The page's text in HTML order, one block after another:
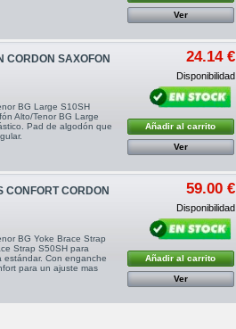
Ver
CORDON SAXOFON
BG Large S10SH
Alto/Tenor BG Large
Pad de algodón que
24.14 €
Disponibilidad
Añadir al carrito
Ver
CONFORT CORDON
BG Yoke Brace Strap
Strap S50SH para
estándar. Con enganche
para un ajuste mas
59.00 €
Disponibilidad
Añadir al carrito
Ver